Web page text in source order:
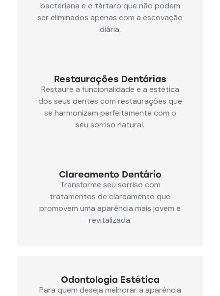
bacteriana e o tártaro que não podem
ser eliminados apenas com a escovação
diária.
Restaurações Dentárias
Restaure a funcionalidade e a estética
dos seus dentes com restaurações que
se harmonizam perfeitamente com o
seu sorriso natural.
Clareamento Dentário
Transforme seu sorriso com
tratamentos de clareamento que
promovem uma aparência mais jovem e
revitalizada.
Odontologia Estética
Para quem deseja melhorar a aparência